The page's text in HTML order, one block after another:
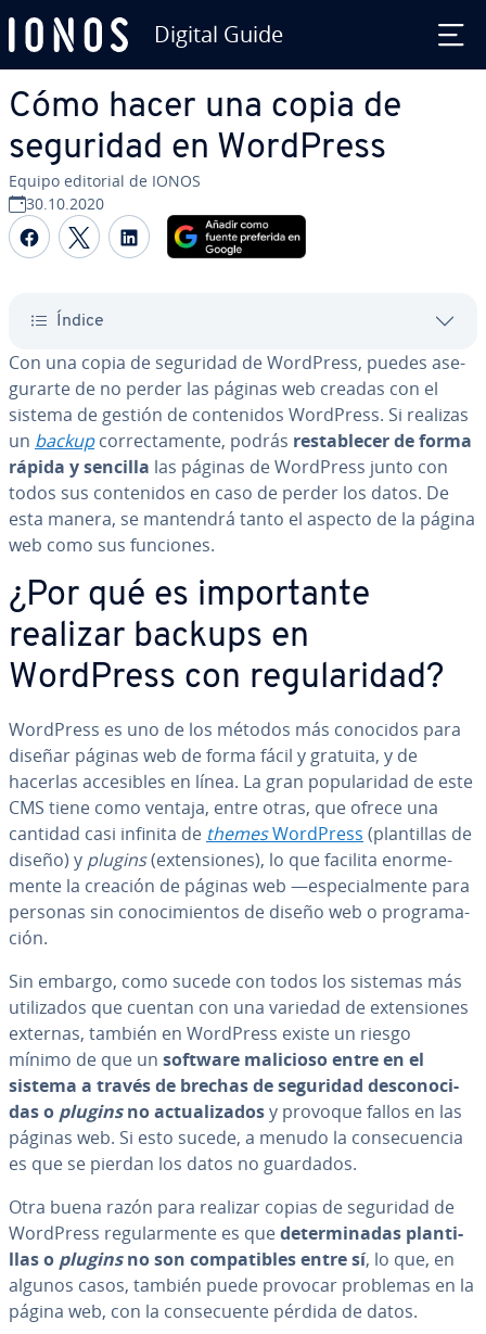
Digital Guide
Cómo hacer una copia de
seguridad en WordPress
Equipo editorial de IONOS
30.10.2020
Compartir Facebook
Compartir Twitter
Compartir LinkedIn
Índice
Con una copia de seguridad de WordPress, puedes ase­
gu­rar­te de no perder las páginas web creadas con el
sistema de gestión de co­n­te­ni­dos WordPress. Si realizas
un backupco­rre­c­ta­me­n­te, podrás re­s­ta­ble­cer de forma
rápida y sencilla las páginas de WordPress junto con
todos sus co­n­te­ni­dos en caso de perder los datos. De
esta manera, se mantendrá tanto el aspecto de la página
web como sus funciones.
¿Por qué es im­po­r­ta­n­te
realizar backups en
WordPress con re­gu­la­ri­dad?
WordPress es uno de los métodos más conocidos para
diseñar páginas web de forma fácil y gratuita, y de
hacerlas ac­ce­si­bles en línea. La gran po­pu­la­ri­dad de este
CMS tiene como ventaja, entre otras, que ofrece una
cantidad casi infinita de themesWordPress (pla­n­ti­llas de
diseño) y plugins(ex­te­n­sio­nes), lo que facilita eno­r­me­
me­n­te la creación de páginas web ―es­pe­cia­l­me­n­te para
personas sin co­no­ci­mie­n­tos de diseño web o pro­gra­ma­
ción.
Sin embargo, como sucede con todos los sistemas más
uti­li­za­dos que cuentan con una variedad de ex­te­n­sio­nes
externas, también en WordPress existe un riesgo
mínimo de que un software malicioso entre en el
sistema a través de brechas de seguridad de­s­co­no­ci­
das o pluginsno ac­tua­li­za­dosy provoque fallos en las
páginas web. Si esto sucede, a menudo la co­n­se­cue­n­cia
es que se pierdan los datos no guardados.
Otra buena razón para realizar copias de seguridad de
WordPress re­gu­la­r­me­n­te es quede­te­r­mi­na­das pla­n­ti­
llas o pluginsno son co­m­pa­ti­bles entre sí, lo que, en
algunos casos, también puede provocar problemas en la
página web, con la co­n­se­cue­n­te pérdida de datos.